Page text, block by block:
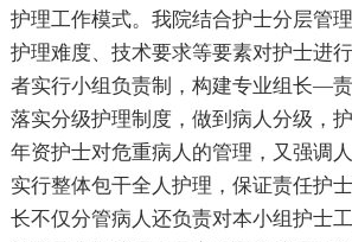
护理工作模式。我院结合护士分层管
护理难度、技术要求等要素对护士进
者实行小组负责制，构建专业组长—责
落实分级护理制度，做到病人分级，
年资护士对危重病人的管理，又强调
实行整体包干全人护理，保证责任护
长不仅分管病人还负责对本小组护士